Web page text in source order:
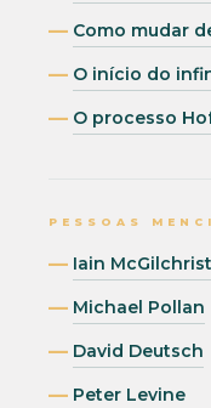
Como mudar
O início do
O processo
PESSOAS
Iain McGilchrist
Michael Pollan
David Deutsch
Peter Levine